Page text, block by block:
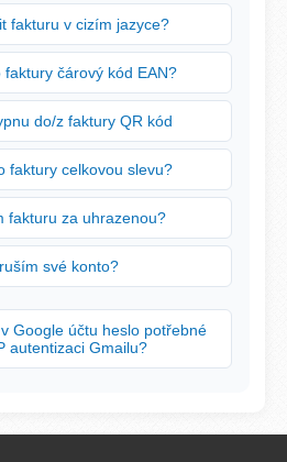
fakturu v cizím jazyce?
čárový kód EAN?
do/z faktury QR kód
faktury celkovou slevu?
fakturu za uhrazenou?
své konto?
Google účtu heslo potřebné
autentizaci Gmailu?